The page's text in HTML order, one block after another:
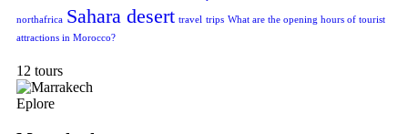
northafrica Sahara desert travel trips What are the opening hours of tourist
attractions in Morocco?
12 tours
Eplore